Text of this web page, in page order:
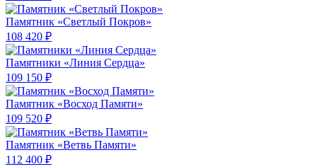
Памятник «Светлый Покров»
108 420 ₽
Памятники «Линия Сердца»
109 150 ₽
Памятник «Восход Памяти»
109 520 ₽
Памятник «Ветвь Памяти»
112 400 ₽